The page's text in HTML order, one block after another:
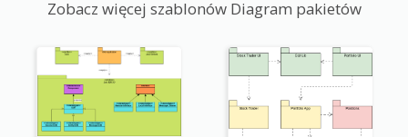
Zobacz więcej szablonów Diagram pakietów